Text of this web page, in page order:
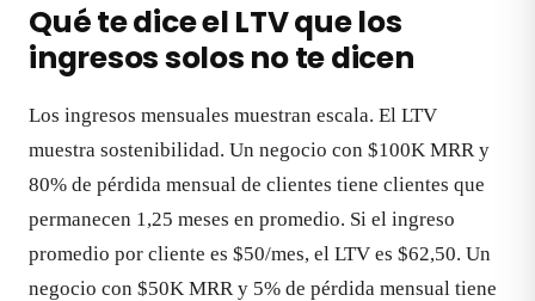
Qué te dice el LTV que los
ingresos solos no te dicen
Los ingresos mensuales muestran escala. El LTV
muestra sostenibilidad. Un negocio con $100K MRR y
80% de pérdida mensual de clientes tiene clientes que
permanecen 1,25 meses en promedio. Si el ingreso
promedio por cliente es $50/mes, el LTV es $62,50. Un
negocio con $50K MRR y 5% de pérdida mensual tiene